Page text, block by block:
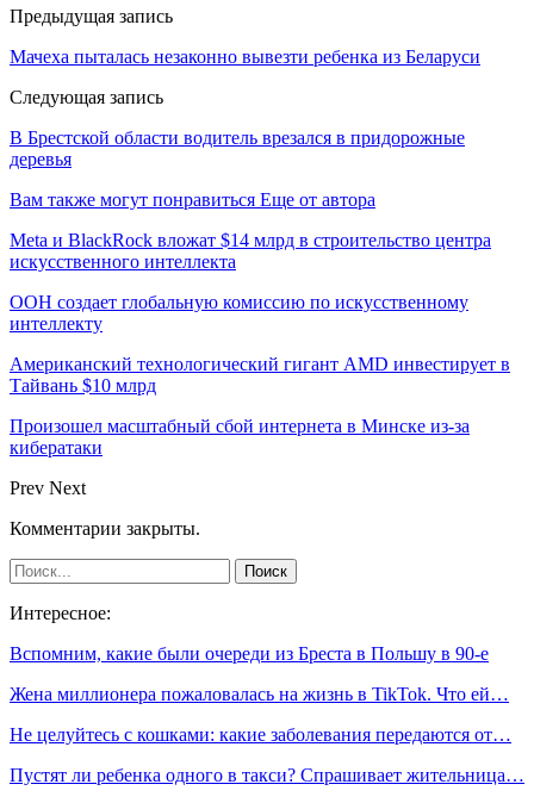
Предыдущая запись
Мачеха пыталась незаконно вывезти ребенка из Беларуси
Следующая запись
В Брестской области водитель врезался в придорожные
деревья
Вам также могут понравиться Еще от автора
Meta и BlackRock вложат $14 млрд в строительство центра
искусственного интеллекта
ООН создает глобальную комиссию по искусственному
интеллекту
Американский технологический гигант AMD инвестирует в
Тайвань $10 млрд
Произошел масштабный сбой интернета в Минске из-за
кибератаки
Prev Next
Комментарии закрыты.
Интересное:
Вспомним, какие были очереди из Бреста в Польшу в 90-е
Жена миллионера пожаловалась на жизнь в TikTok. Что ей…
Не целуйтесь с кошками: какие заболевания передаются от…
Пустят ли ребенка одного в такси? Спрашивает жительница…